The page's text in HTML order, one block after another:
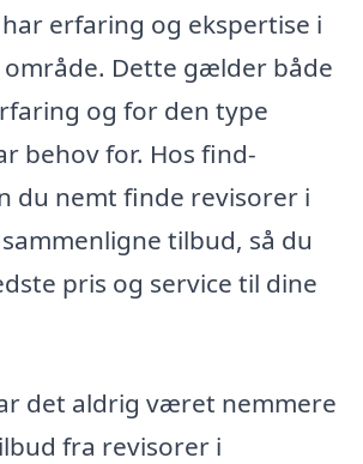
erfaring og ekspertise i
Dette gælder både
og for den type
behov for. Hos find-
du nemt finde revisorer i
tilbud, så du
pris og service til dine
det aldrig været nemmere
fra revisorer i